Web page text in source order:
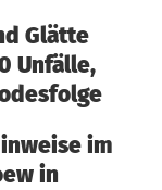
Glätte
Unfälle,
im
in